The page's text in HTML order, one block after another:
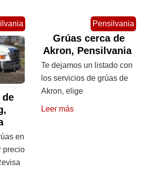
de
en
precio
Pensilvania
Grúas cerca de
Akron, Pensilvania
Te dejamos un listado con
los servicios de grúas de
Akron, elige
Leer más